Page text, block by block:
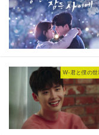
W-君と僕の世